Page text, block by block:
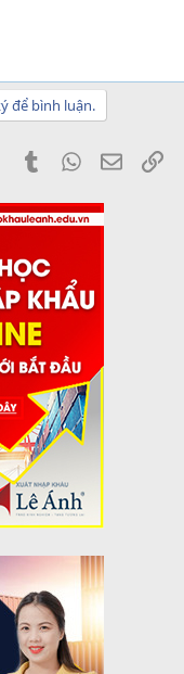
để bình luận.
PinterestTumblrWhatsApp
Email